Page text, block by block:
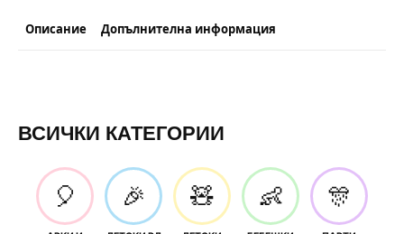
Описание Допълнителна информация
ВСИЧКИ КАТЕГОРИИ
🎈 🎉 🧸 👶 🎊